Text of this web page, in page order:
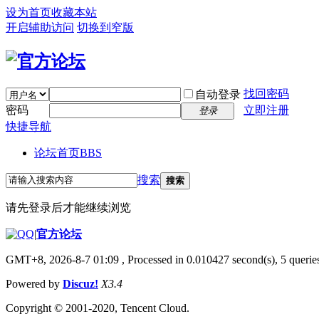
设为首页收藏本站
开启辅助访问 切换到窄版
自动登录 找回密码
密码
登录
立即注册
快捷导航
论坛首页BBS
搜索 搜索
请先登录后才能继续浏览
|官方论坛
GMT+8, 2026-8-7 01:09 , Processed in 0.010427 second(s), 5
Powered by Discuz! X3.4
Copyright © 2001-2020, Tencent Cloud.